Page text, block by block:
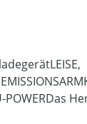
POWERDas